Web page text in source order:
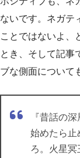
ないです。ネガテ
ことではないよ、
とき、そして記事
ブな側面について
『昔話の
始めたら止
ろ。火星